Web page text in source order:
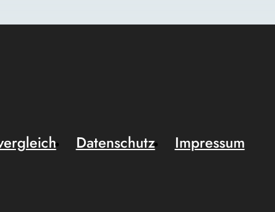
Datenschutz
Impressum